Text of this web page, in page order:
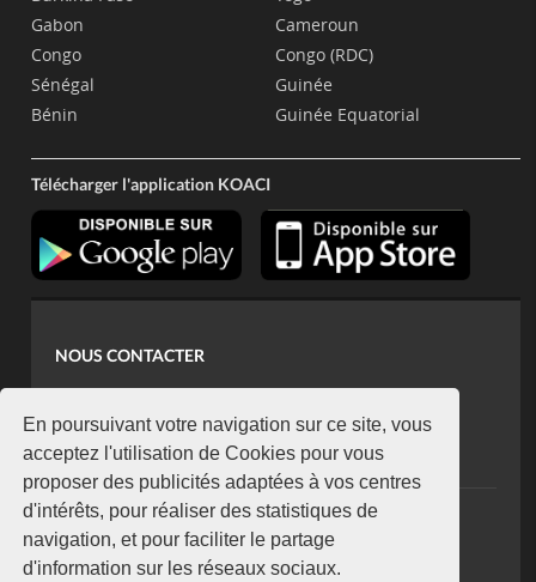
En poursuivant votre navigation sur ce site, vous
acceptez l'utilisation de Cookies pour vous
proposer des publicités adaptées à vos centres
d'intérêts, pour réaliser des statistiques de
navigation, et pour faciliter le partage
d'information sur les réseaux sociaux.
Gabon
Congo
Sénégal
Bénin
Cameroun
Congo (RDC)
Guinée
Guinée Equatorial
Télécharger l'application KOACI
NOUS CONTACTER
koaci@yahoo.fr
+225 07 08 85 52 93
NEWSLETTER
Restez connecté via notre newsletter